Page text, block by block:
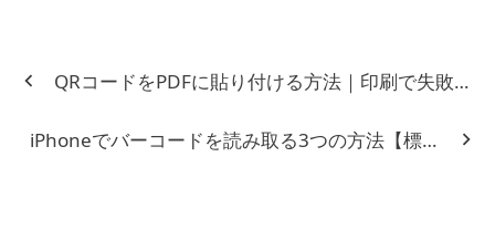
QRコードをPDFに貼り付ける方法｜印刷で失敗し
iPhoneでバーコードを読み取る3つの方法【標準機能